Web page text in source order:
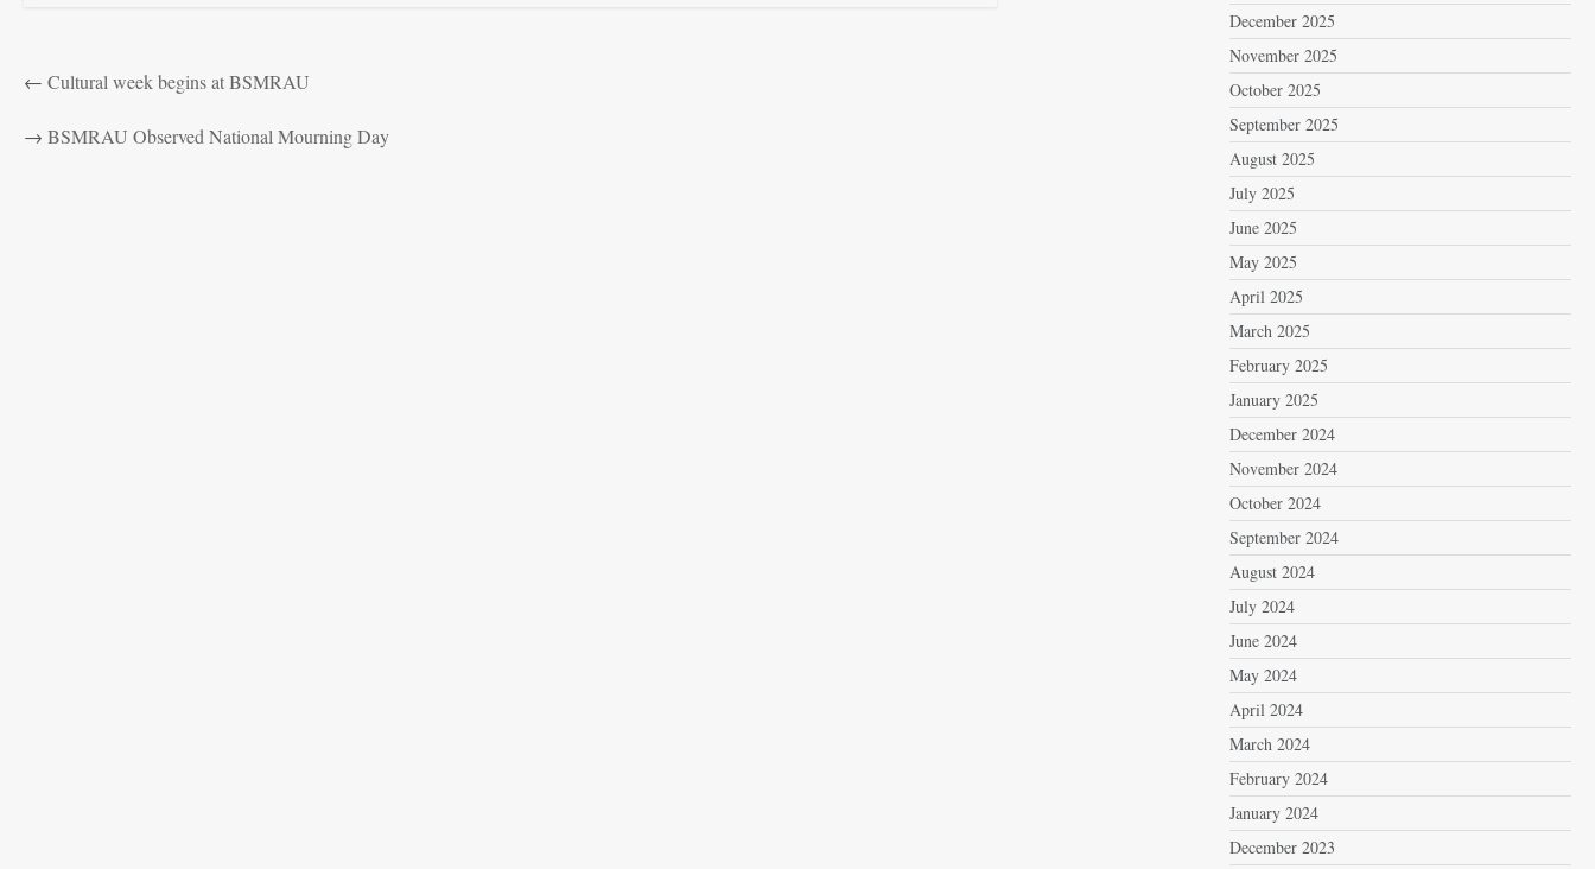
← Cultural week begins at BSMRAU
→ BSMRAU Observed National Mourning Day
December 2025
November 2025
October 2025
September 2025
August 2025
July 2025
June 2025
May 2025
April 2025
March 2025
February 2025
January 2025
December 2024
November 2024
October 2024
September 2024
August 2024
July 2024
June 2024
May 2024
April 2024
March 2024
February 2024
January 2024
December 2023